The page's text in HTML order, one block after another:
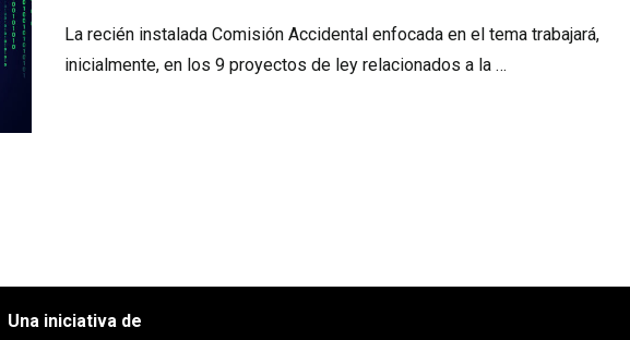
La recién instalada Comisión Accidental enfocada en el tema trabajará,
inicialmente, en los 9 proyectos de ley relacionados a la …
Una iniciativa de